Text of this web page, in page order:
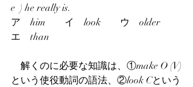
e  ) he really is.
ア　him　　イ　look　　ウ　older
エ　than
解くのに必要な知識は、①make O (V)
という使役動詞の語法、②look Cという